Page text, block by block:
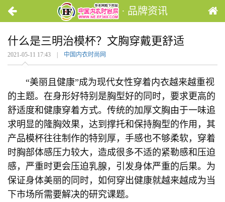
· 品牌资讯
什么是三明治模杯？文胸穿戴更舒适
2021-05-11 17:43 | 中国内衣时尚网
“美丽且健康”成为现代女性穿着内衣越来越重视
的主题。在身形好特别是胸型好的同时，要求更高的
舒适度和健康穿着方式。传统的加厚文胸由于一味追
求明显的隆胸效果，达到撑托和保持胸型的作用，其
产品模杯往往制作的特别厚，手感也不够柔软，穿着
时胸部体感压力较大，造成很多不适的紧勒感和压迫
感，严重时更会压迫乳腺，引发身体严重的后果。为
保证身体美丽的同时，如何穿出健康就越来越成为当
下市场所需要解决的研究课题。